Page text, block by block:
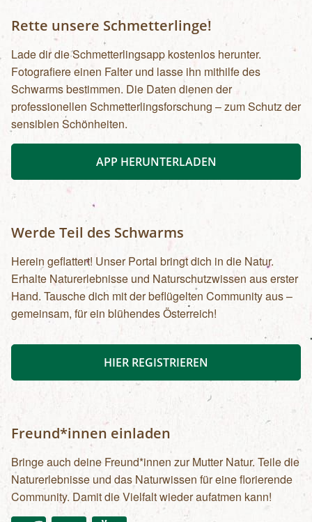
Rette unsere Schmetterlinge!
Lade dir die Schmetterlingsapp kostenlos herunter.
Fotografiere einen Falter und lasse ihn mithilfe des
Schwarms bestimmen. Die Daten dienen der
professionellen Schmetterlingsforschung – zum Schutz der
sensiblen Schönheiten.
APP HERUNTERLADEN
Werde Teil des Schwarms
Herein geflattert! Unser Portal bringt dich in die Natur.
Erhalte Naturerlebnisse und Naturschutzwissen aus erster
Hand. Tausche dich mit der beflügelten Community aus –
gemeinsam, für ein blühendes Österreich!
HIER REGISTRIEREN
Freund*innen einladen
Bringe auch deine Freund*innen zur Mutter Natur. Teile die
Naturerlebnisse und das Naturwissen für eine florierende
Community. Damit die Vielfalt wieder aufatmen kann!